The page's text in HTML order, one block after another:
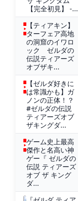
【完全初見】 -...
【ティアキン】
ターフェア高地
の洞窟のイワロ
ック ゼルダの
伝説ティアーズ
オブザキ...
【ゼルダ好きに
は常識かも】ガ
ノンの正体！？
#ゼルダの伝説
ティアーズオブ
ザキングダ...
ゲーム史上最高
傑作と名高い神
ゲー『 ゼルダの
伝説 ティアーズ
オブ ザ キング
ダ...